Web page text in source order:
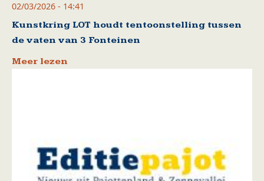
02/03/2026 - 14:41
Kunstkring LOT houdt tentoonstelling tussen
de vaten van 3 Fonteinen
Meer lezen